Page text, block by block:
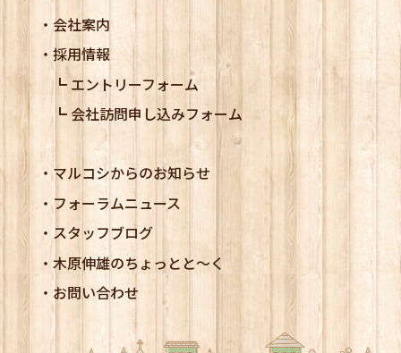
会社案内
採用情報
エントリーフォーム
会社訪問申し込みフォーム
マルコシからのお知らせ
フォーラムニュース
スタッフブログ
木原伸雄のちょっとと～く
お問い合わせ